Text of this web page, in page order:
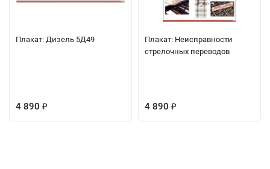
Плакат: Дизель 5Д49
4 890 ₽
Плакат: Неисправности
стрелочных переводов
4 890 ₽